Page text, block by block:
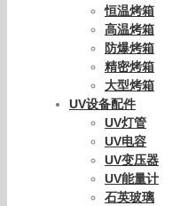
恒温烤箱
高温烤箱
防爆烤箱
精密烤箱
大型烤箱
UV设备配件
UV灯管
UV电容
UV变压器
UV能量计
石英玻璃